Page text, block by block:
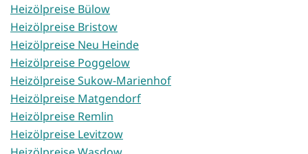
Heizölpreise Bülow
Heizölpreise Bristow
Heizölpreise Neu Heinde
Heizölpreise Poggelow
Heizölpreise Sukow-Marienhof
Heizölpreise Matgendorf
Heizölpreise Remlin
Heizölpreise Levitzow